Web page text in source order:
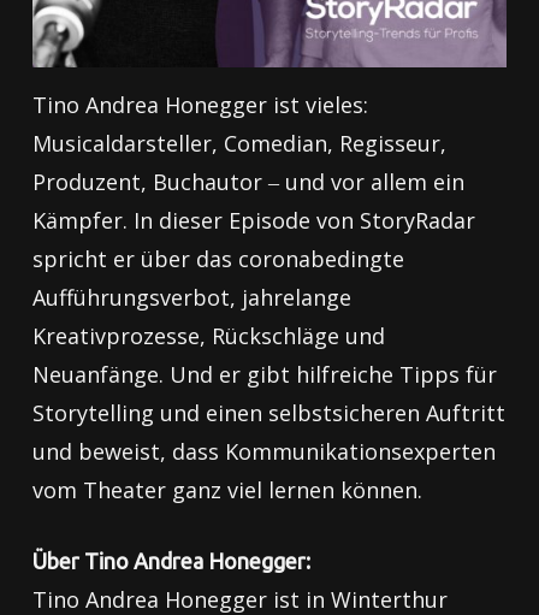
Tino Andrea Honegger ist vieles:
Musicaldarsteller, Comedian, Regisseur,
Produzent, Buchautor ‒ und vor allem ein
Kämpfer. In dieser Episode von StoryRadar
spricht er über das coronabedingte
Aufführungsverbot, jahrelange
Kreativprozesse, Rückschläge und
Neuanfänge. Und er gibt hilfreiche Tipps für
Storytelling und einen selbstsicheren Auftritt
und beweist, dass Kommunikationsexperten
vom Theater ganz viel lernen können.
Über Tino Andrea Honegger:
Tino Andrea Honegger ist in Winterthur